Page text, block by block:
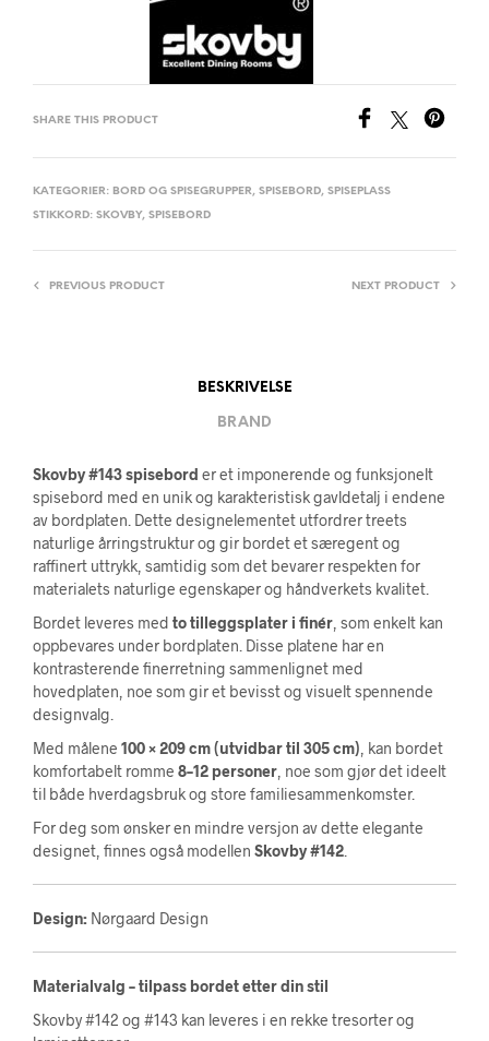
SHARE THIS PRODUCT
KATEGORIER: BORD OG SPISEGRUPPER, SPISEBORD, SPISEPLASS
STIKKORD: SKOVBY, SPISEBORD
PREVIOUS PRODUCT NEXT PRODUCT
BESKRIVELSE
BRAND
Skovby #143 spisebord er et imponerende og funksjonelt
spisebord med en unik og karakteristisk gavldetalj i endene
av bordplaten. Dette designelementet utfordrer treets
naturlige årringstruktur og gir bordet et særegent og
raffinert uttrykk, samtidig som det bevarer respekten for
materialets naturlige egenskaper og håndverkets kvalitet.
Bordet leveres med to tilleggsplater i finér , som enkelt kan
oppbevares under bordplaten. Disse platene har en
kontrasterende finerretning sammenlignet med
hovedplaten, noe som gir et bevisst og visuelt spennende
designvalg.
Med målene 100 × 209 cm (utvidbar til 305 cm) , kan bordet
komfortabelt romme 8–12 personer , noe som gjør det ideelt
til både hverdagsbruk og store familiesammenkomster.
For deg som ønsker en mindre versjon av dette elegante
designet, finnes også modellen Skovby #142
Design: Nørgaard Design
Materialvalg – tilpass bordet etter din stil
Skovby #142 og #143 kan leveres i en rekke tresorter og